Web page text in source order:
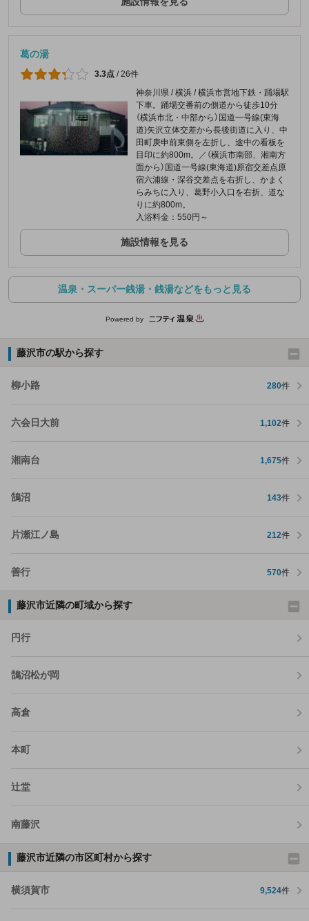
葛の湯
3.3点 /26件
神奈川県 / 横浜 / 横浜市営地下鉄・踊場駅
下車。踊場交番前の側道から徒歩10分
（横浜市北・中部から）国道一号線(東海
道)矢沢立体交差から長後街道に入り、中
田町庚申前東側を左折し、途中の看板を
目印に約800m。／（横浜市南部、湘南方
面から）国道一号線(東海道)原宿交差点原
宿六浦線・深谷交差点を右折し、かまく
らみちに入り、葛野小入口を右折、道な
りに約800m。
入浴料金：550円～
施設情報を見る
温泉・スーパー銭湯・銭湯などをもっと見る
Powered by
藤沢市の駅から探す
柳小路 280件
六会日大前 1,102件
湘南台 1,675件
鵠沼 143件
片瀬江ノ島 212件
善行 570件
藤沢市近隣の町域から探す
円行
鵠沼松が岡
高倉
本町
辻堂
南藤沢
藤沢市近隣の市区町村から探す
横須賀市 9,524件